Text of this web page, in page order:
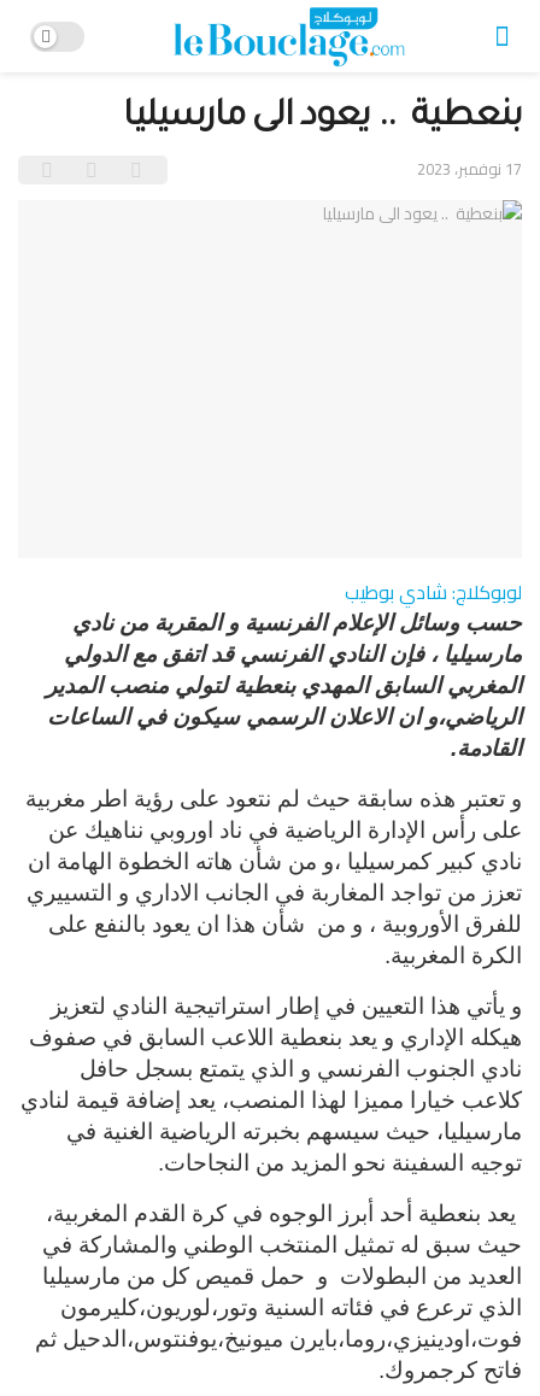
بنعطية .. يعود الى مارسيليا
17 نوفمبر، 2023
لوبوكلاج: شادي بوطيب
حسب وسائل الإعلام الفرنسية و المقربة من نادي
مارسيليا ، فإن النادي الفرنسي قد اتفق مع الدولي
المغربي السابق المهدي بنعطية لتولي منصب المدير
الرياضي،و ان الاعلان الرسمي سيكون في الساعات
القادمة.
و تعتبر هذه سابقة حيث لم نتعود على رؤية اطر مغربية
على رأس الإدارة الرياضية في ناد اوروبي نناهيك عن
نادي كبير كمرسيليا ،و من شأن هاته الخطوة الهامة ان
تعزز من تواجد المغاربة في الجانب الاداري و التسييري
للفرق الأوروبية ، و من شأن هذا ان يعود بالنفع على
الكرة المغربية.
و يأتي هذا التعيين في إطار استراتيجية النادي لتعزيز
هيكله الإداري و يعد بنعطية اللاعب السابق في صفوف
نادي الجنوب الفرنسي و الذي يتمتع بسجل حافل
كلاعب خيارا مميزا لهذا المنصب، يعد إضافة قيمة لنادي
مارسيليا، حيث سيسهم بخبرته الرياضية الغنية في
توجيه السفينة نحو المزيد من النجاحات.
يعد بنعطية أحد أبرز الوجوه في كرة القدم المغربية،
حيث سبق له تمثيل المنتخب الوطني والمشاركة في
العديد من البطولات و حمل قميص كل من مارسيليا
الذي ترعرع في فئاته السنية وتور،لوريون،كليرمون
فوت،اودينيزي،روما،بايرن ميونيخ،يوفنتوس،الدحيل ثم
فاتح كرجمروك.